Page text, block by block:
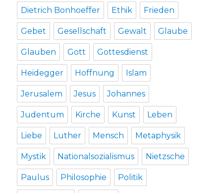
Dietrich Bonhoeffer Ethik Frieden
Gebet Gesellschaft Gewalt Glaube
Glauben Gott Gottesdienst
Heidegger Hoffnung Islam
Jerusalem Jesus Johannes
Judentum Kirche Kunst Leben
Liebe Luther Mensch Metaphysik
Mystik Nationalsozialismus Nietzsche
Paulus Philosophie Politik